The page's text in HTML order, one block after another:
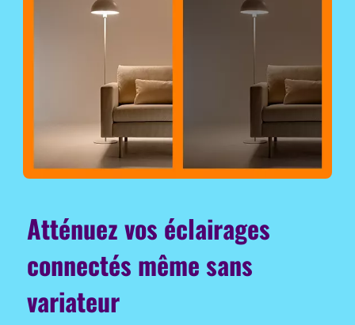
Atténuez vos éclairages
connectés même sans
variateur